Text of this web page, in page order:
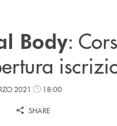
Body:
2021 18:00
SHARE